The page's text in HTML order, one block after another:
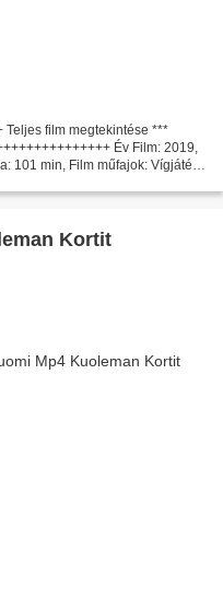
Teljes film megtekintése ***
Év Film: 2019,
101 min, Film műfajok: Vígjáték,
Kortit